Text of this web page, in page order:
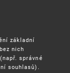
základní
nich
správné
souhlasů).